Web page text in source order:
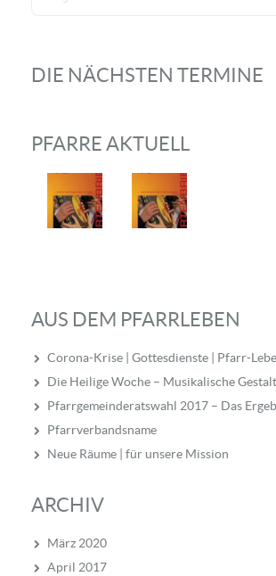
DIE NÄCHSTEN TERMINE
PFARRE AKTUELL
AUS DEM PFARRLEBEN
Corona-Krise | Gottesdienste | Pfarr-
Die Heilige Woche – Musikalische
Pfarrgemeinderatswahl 2017 – Das
Pfarrverbandsname
Neue Räume | für unsere Mission
ARCHIV
März 2020
April 2017